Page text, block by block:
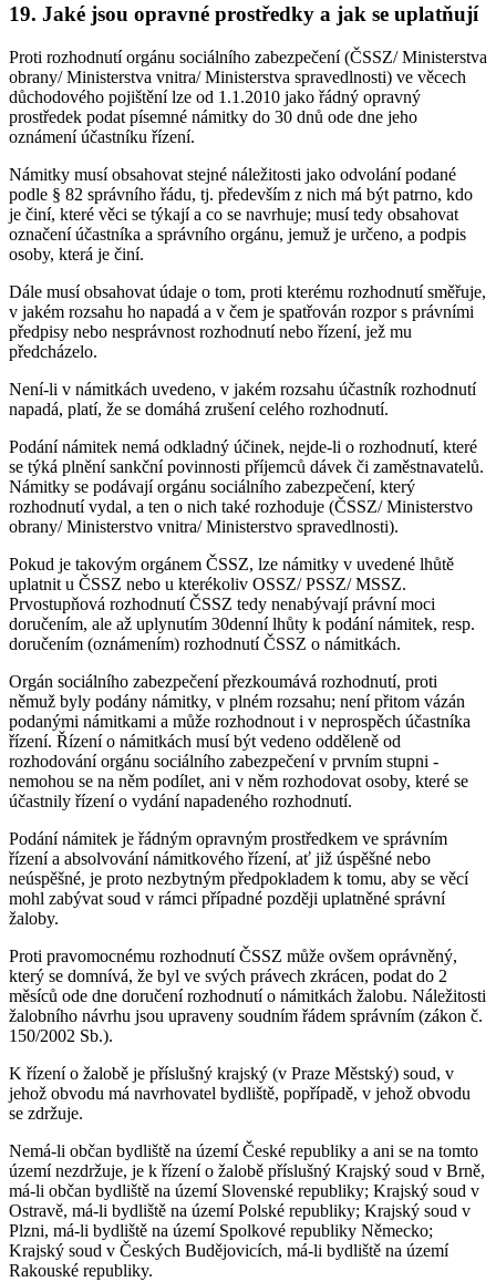
19. Jaké jsou opravné prostředky a jak se uplatňují
Proti rozhodnutí orgánu sociálního zabezpečení (ČSSZ/ Ministerstva
obrany/ Ministerstva vnitra/ Ministerstva spravedlnosti) ve věcech
důchodového pojištění lze od 1.1.2010 jako řádný opravný
prostředek podat písemné námitky do 30 dnů ode dne jeho
oznámení účastníku řízení.
Námitky musí obsahovat stejné náležitosti jako odvolání podané
podle § 82 správního řádu, tj. především z nich má být patrno, kdo
je činí, které věci se týkají a co se navrhuje; musí tedy obsahovat
označení účastníka a správního orgánu, jemuž je určeno, a podpis
osoby, která je činí.
Dále musí obsahovat údaje o tom, proti kterému rozhodnutí směřuje,
v jakém rozsahu ho napadá a v čem je spatřován rozpor s právními
předpisy nebo nesprávnost rozhodnutí nebo řízení, jež mu
předcházelo.
Není-li v námitkách uvedeno, v jakém rozsahu účastník rozhodnutí
napadá, platí, že se domáhá zrušení celého rozhodnutí.
Podání námitek nemá odkladný účinek, nejde-li o rozhodnutí, které
se týká plnění sankční povinnosti příjemců dávek či zaměstnavatelů.
Námitky se podávají orgánu sociálního zabezpečení, který
rozhodnutí vydal, a ten o nich také rozhoduje (ČSSZ/ Ministerstvo
obrany/ Ministerstvo vnitra/ Ministerstvo spravedlnosti).
Pokud je takovým orgánem ČSSZ, lze námitky v uvedené lhůtě
uplatnit u ČSSZ nebo u kterékoliv OSSZ/ PSSZ/ MSSZ.
Prvostupňová rozhodnutí ČSSZ tedy nenabývají právní moci
doručením, ale až uplynutím 30denní lhůty k podání námitek, resp.
doručením (oznámením) rozhodnutí ČSSZ o námitkách.
Orgán sociálního zabezpečení přezkoumává rozhodnutí, proti
němuž byly podány námitky, v plném rozsahu; není přitom vázán
podanými námitkami a může rozhodnout i v neprospěch účastníka
řízení. Řízení o námitkách musí být vedeno odděleně od
rozhodování orgánu sociálního zabezpečení v prvním stupni -
nemohou se na něm podílet, ani v něm rozhodovat osoby, které se
účastnily řízení o vydání napadeného rozhodnutí.
Podání námitek je řádným opravným prostředkem ve správním
řízení a absolvování námitkového řízení, ať již úspěšné nebo
neúspěšné, je proto nezbytným předpokladem k tomu, aby se věcí
mohl zabývat soud v rámci případné později uplatněné správní
žaloby.
Proti pravomocnému rozhodnutí ČSSZ může ovšem oprávněný,
který se domnívá, že byl ve svých právech zkrácen, podat do 2
měsíců ode dne doručení rozhodnutí o námitkách žalobu. Náležitosti
žalobního návrhu jsou upraveny soudním řádem správním (zákon č.
150/2002 Sb.).
K řízení o žalobě je příslušný krajský (v Praze Městský) soud, v
jehož obvodu má navrhovatel bydliště, popřípadě, v jehož obvodu
se zdržuje.
Nemá-li občan bydliště na území České republiky a ani se na tomto
území nezdržuje, je k řízení o žalobě příslušný Krajský soud v Brně,
má-li občan bydliště na území Slovenské republiky; Krajský soud v
Ostravě, má-li bydliště na území Polské republiky; Krajský soud v
Plzni, má-li bydliště na území Spolkové republiky Německo;
Krajský soud v Českých Budějovicích, má-li bydliště na území
Rakouské republiky.